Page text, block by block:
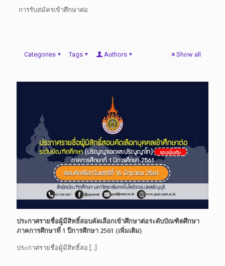
การรับสมัครเข้าศึกษาต่อ
Categories Tags Authors Show all
ประกาศรายชื่อผู้มีสิทธิ์สอบคัดเลือกเข้าศึกษาต่อระดับบัณฑิตศึกษา
ภาคการศึกษาที่ 1 ปีการศึกษา 2561 (เพิ่มเติม)
ประกาศรายชื่อผู้มีสิทธิ์สอ